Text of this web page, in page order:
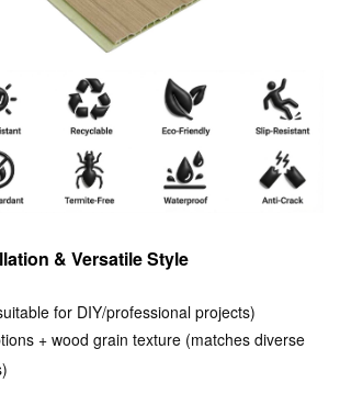
& Versatile Style
for DIY/professional projects)
+ wood grain texture (matches diverse